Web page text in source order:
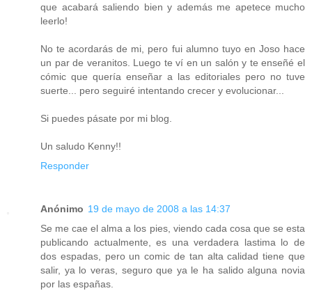
que acabará saliendo bien y además me apetece mucho
leerlo!
No te acordarás de mi, pero fui alumno tuyo en Joso hace
un par de veranitos. Luego te ví en un salón y te enseñé el
cómic que quería enseñar a las editoriales pero no tuve
suerte... pero seguiré intentando crecer y evolucionar...
Si puedes pásate por mi blog.
Un saludo Kenny!!
Responder
Anónimo 19 de mayo de 2008 a las 14:37
Se me cae el alma a los pies, viendo cada cosa que se esta
publicando actualmente, es una verdadera lastima lo de
dos espadas, pero un comic de tan alta calidad tiene que
salir, ya lo veras, seguro que ya le ha salido alguna novia
por las españas.